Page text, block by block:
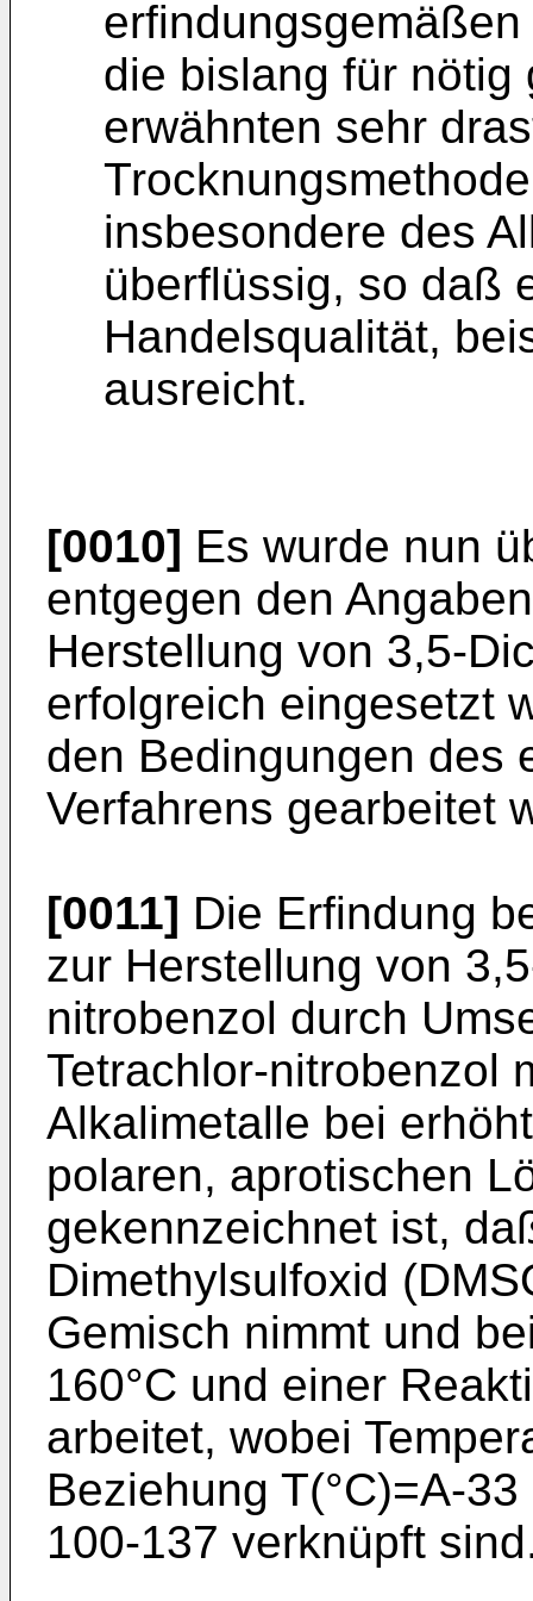
die bislang für nötig
erwähnten sehr
insbesondere des
über­flüssig, so daß
Handelsqualität,
ausreicht.
[0010] Es wurde nun
entgegen den
Herstellung von 3,5-­
erfolgreich eingesetzt
den Bedingungen des
Verfahrens gearbeitet
[0011] Die Erfindung
zur Her­stellung von
nitrobenzol durch
Tetrachlor-nitrobenzol
Alkalimetalle bei
polaren, aprotischen
gekennzeichnet ist,
Dimethylsulfoxid
Gemisch nimmt und
160°C und einer
arbeitet, wobei
Beziehung T(°C)=A-­
100-137 verknüpft